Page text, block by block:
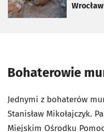
Bohaterowie
Jednymi z bohaterów
Stanisław Mikołajczyk.
Miejskim Ośrodku